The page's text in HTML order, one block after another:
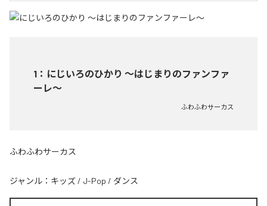
1 ： にじいろのひかり ～はじまりのファンファ
ーレ～
ふわふわサーカス
ふわふわサーカス
ジャンル： キッズ / J-Pop / ダンス